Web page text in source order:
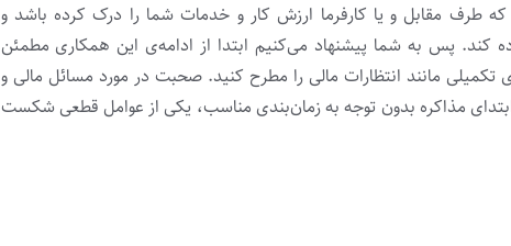
طرف مقابل و یا کارفرما ارزش کار و خدمات شما را درک کرده باشد و
کند. پس به شما پیشنهاد می‌کنیم ابتدا از ادامه‌ی این همکاری مطمئن
مانند انتظارات مالی را مطرح کنید. صحبت در مورد مسائل مالی و
مذاکره بدون توجه به زمان‌بندی مناسب، یکی از عوامل قطعی شکست